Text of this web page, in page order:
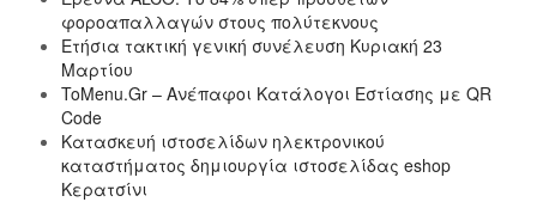
φοροαπαλλαγών στους πολύτεκνους
Ετήσια τακτική γενική συνέλευση Κυριακή 23
Μαρτίου
ToMenu.Gr – Ανέπαφοι Κατάλογοι Εστίασης με QR
Code
Κατασκευή ιστοσελίδων ηλεκτρονικού
καταστήματος δημιουργία ιστοσελίδας eshop
Κερατσίνι